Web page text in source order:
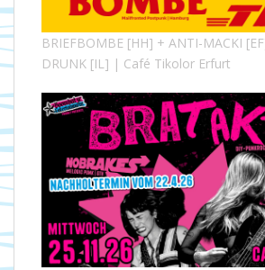
BRIEFBOMBE [HH] + ANTI-MACKI
DRUNK [IL] | Café Tikolor Erfurt